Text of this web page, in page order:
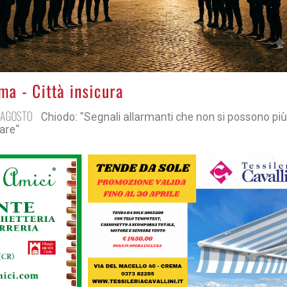
- Città insicura
Chiodo: "Segnali allarmanti che non si possono più